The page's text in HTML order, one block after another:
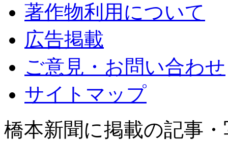
著作物利用について
広告掲載
ご意見・お問い合わせ
サイトマップ
橋本新聞に掲載の記事